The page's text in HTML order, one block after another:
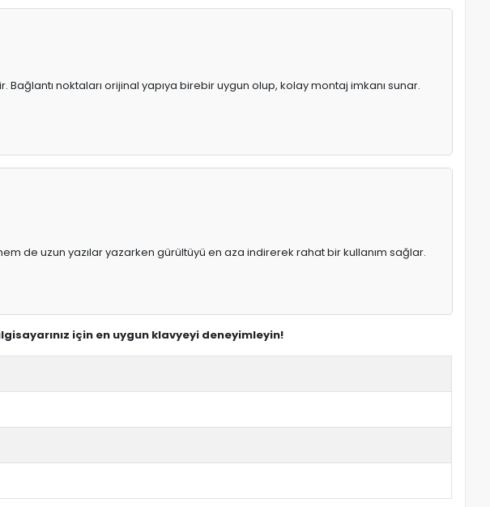
noktaları orijinal yapıya birebir uygun olup, kolay montaj imkanı sunar.
de uzun yazılar yazarken gürültüyü en aza indirerek rahat bir kullanım sağlar.
için en uygun klavyeyi deneyimleyin!